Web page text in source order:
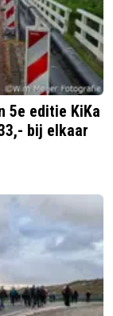
5e editie KiKa
bij elkaar